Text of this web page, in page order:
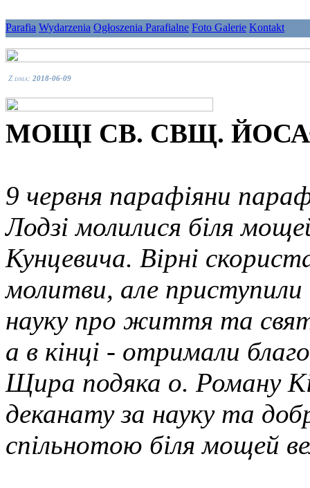
Parafia Wydarzenia Ogłoszenia Parafialne Foto Galerie Kontakt
Z dnia: 2018-06-09
МОЩІ СВ. СВЩ.
9 червня парафіяни
Лодзі молилися біля
Кунцевича. Вірні
молитви, але приступили
науку про життя та
а в кінці - отримали
Щира подяка о. Роману
деканату за науку та
спільнотою біля мощей